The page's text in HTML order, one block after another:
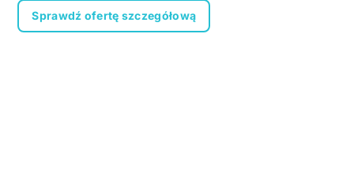
Sprawdź ofertę szczegółową